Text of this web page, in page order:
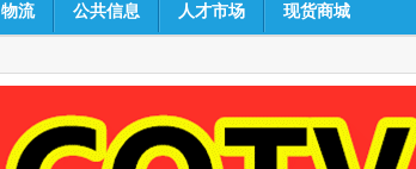
物流 公共信息 人才市场 现货商城